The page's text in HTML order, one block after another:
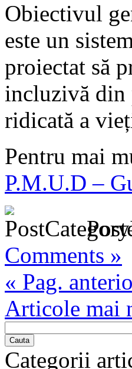
Obiectivul
este un
proiectat să
incluzivă din
ridicată a
Pentru mai
P.M.U.D –
Comments »
« Pag.
Articole mai
Cauta
Categorii